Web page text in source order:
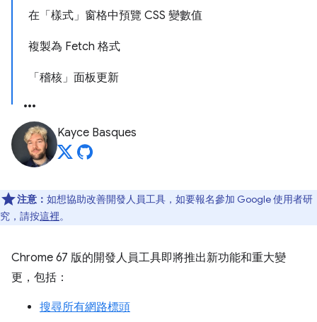
在「樣式」窗格中預覽 CSS 變數值
複製為 Fetch 格式
「稽核」面板更新
Kayce Basques
注意： 如想協助改善開發人員工具，如要報名參加 Google 使用者研
究，請按這裡。
Chrome 67 版的開發人員工具即將推出新功能和重大變
更，包括：
搜尋所有網路標頭